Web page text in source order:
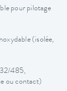
pour pilotage
(isolée,
485,
ou contact)